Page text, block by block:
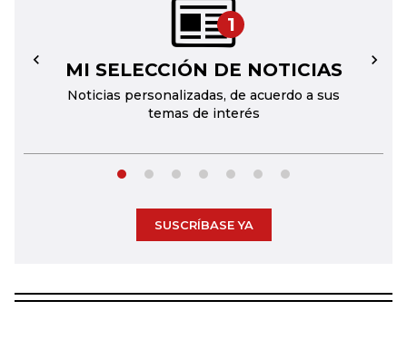
1
MI SELECCIÓN DE NOTICIAS
Noticias personalizadas, de acuerdo a sus
temas de interés
← →
SUSCRÍBASE YA